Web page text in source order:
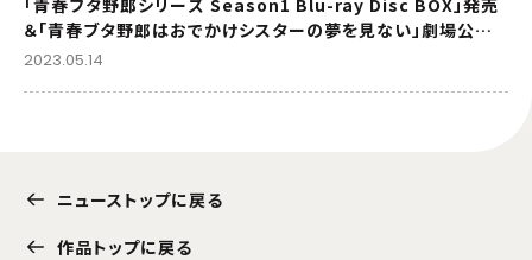
＆「青春ブタ野郎はおでかけシスターの夢を見ない」劇場公開
記念 パネル展示＆プレゼントキャンペーン実施のご案内
2023.05.14
ニューストップに戻る
作品トップに戻る